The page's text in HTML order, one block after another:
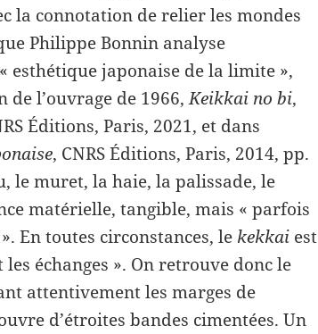
la connotation de relier les mondes
Philippe Bonnin analyse
esthétique japonaise de la limite »,
de l’ouvrage de 1966,Keikkai no bi,
Éditions, Paris, 2021, et dans
, CNRS Éditions, Paris, 2014, pp.
le muret, la haie, la palissade, le
matérielle, tangible, mais « parfois
En toutes circonstances, le kekkai est
échanges ». On retrouve donc le
attentivement les marges de
d’étroites bandes cimentées. Un